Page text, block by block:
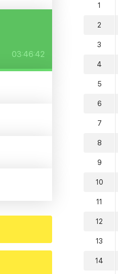
03:46:41
1
2
3
4
5
6
7
8
9
10
11
12
13
14